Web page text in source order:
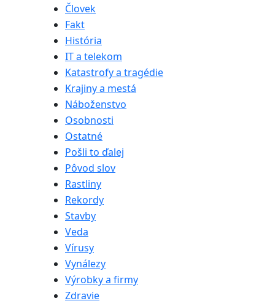
Človek
Fakt
História
IT a telekom
Katastrofy a tragédie
Krajiny a mestá
Náboženstvo
Osobnosti
Ostatné
Pošli to ďalej
Pôvod slov
Rastliny
Rekordy
Stavby
Veda
Vírusy
Vynálezy
Výrobky a firmy
Zdravie